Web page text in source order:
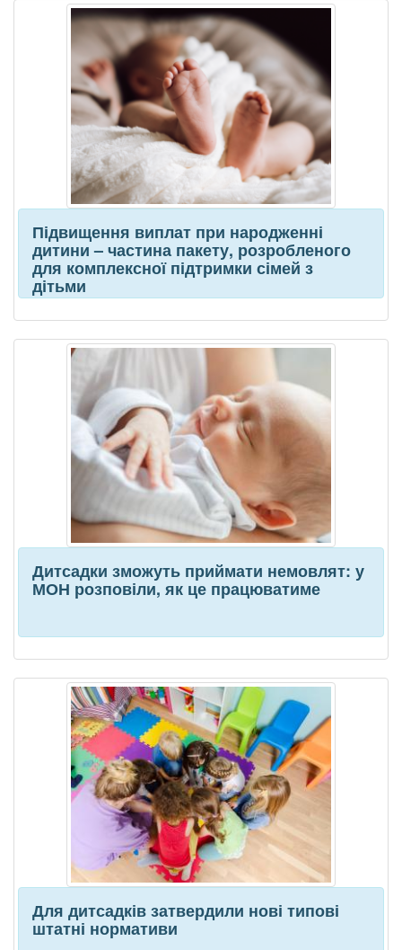
Підвищення виплат при народженні
дитини – частина пакету, розробленого
для комплексної підтримки сімей з
дітьми
Дитсадки зможуть приймати немовлят: у
МОН розповіли, як це працюватиме
Для дитсадків затвердили нові типові
штатні нормативи